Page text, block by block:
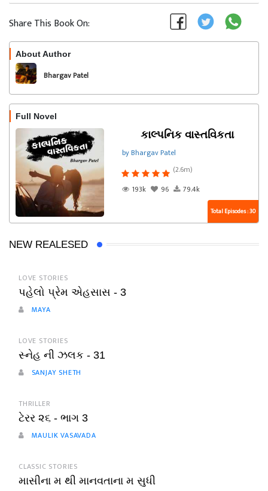
Share This Book On:
About Author
Bhargav Patel
Full Novel
કાલ્પનિક વાસ્તવિકતા
by Bhargav Patel
(2.6m)
193k
96 79.4k
Total Episodes : 30
NEW REALESED
LOVE STORIES
પહેલો પ્રેમ એહસાસ - 3
MAYA
LOVE STORIES
સ્નેહ ની ઝલક - 31
SANJAY SHETH
THRILLER
ટેરર ૨૬ - ભાગ 3
MAULIK VASAVADA
CLASSIC STORIES
માસીના મ થી માનવતાના મ સુધી